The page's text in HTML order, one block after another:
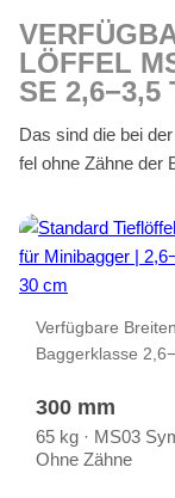
LÖF­FEL
SE 2,6−3,5
Das sind die bei
fel ohne Zäh­ne der
Ver­füg­ba­re
Bag­ger­klas­se
300 mm
65 kg · MS03
Ohne Zäh­ne